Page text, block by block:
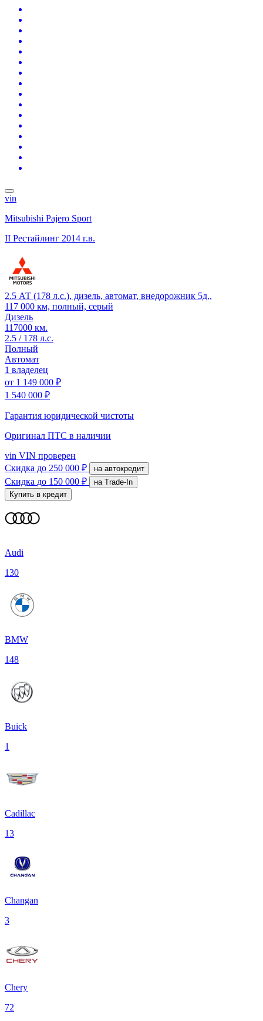
vin
Mitsubishi Pajero Sport
II Рестайлинг 2014 г.в.
2.5 АТ (178 л.с.), дизель, автомат, внедорожник 5д.,
117 000 км, полный, серый
Дизель
117000 км.
2.5 / 178 л.с.
Полный
Автомат
1 владелец
от 1 149 000 ₽
1 540 000 ₽
Гарантия юридической чистоты
Оригинал ПТС в наличии
vin VIN проверен
Скидка до 250 000 ₽ на автокредит
Скидка до 150 000 ₽
на Trade-In
Купить в кредит
Audi
130
BMW
148
Buick
1
Cadillac
13
Changan
3
Chery
72